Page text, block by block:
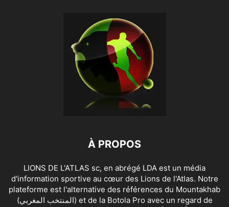
À PROPOS
LIONS DE L'ATLAS sc, en abrégé LDA est un média
d'information sportive au cœur des Lions de l'Atlas. Notre
plateforme est l'alternative des références du Mountakhab
(المنتخب المغربي) et de la Botola Pro avec un regard de